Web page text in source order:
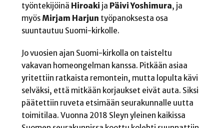
työntekijöinä Hiroaki ja Päivi Yoshimura, ja
myös Mirjam Harjun työpanoksesta osa
suuntautuu Suomi-kirkolle.
Jo vuosien ajan Suomi-kirkolla on taisteltu
vakavan homeongelman kanssa. Pitkään asiaa
yritettiin ratkaista remontein, mutta lopulta kävi
selväksi, että mitkään korjaukset eivät auta. Siksi
päätettiin ruveta etsimään seurakunnalle uutta
toimitilaa. Vuonna 2018 Sleyn yleinen kaikissa